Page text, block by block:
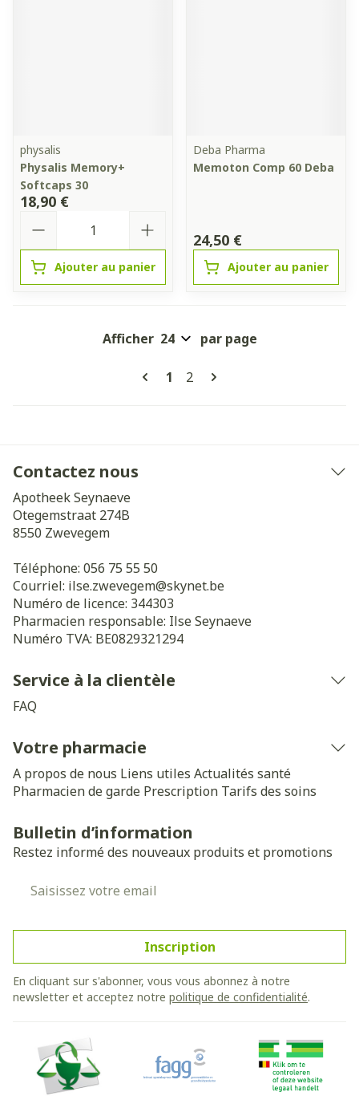
physalis
Physalis Memory+
Softcaps 30
18,90 €
Ajouter au panier
Deba Pharma
Memoton Comp 60 Deba
24,50 €
Ajouter au panier
Pages
Vous lisez actuellement la
1 Page
2
Afficher par page
Contactez nous
Apotheek Seynaeve
Otegemstraat 274B
8550 Zwevegem
Téléphone: 056 75 55 50
Courriel: ilse.zwevegem@skynet.be
Numéro de licence: 344303
Pharmacien responsable: Ilse Seynaeve
Numéro TVA: BE0829321294
Service à la clientèle
FAQ
Votre pharmacie
A propos de nous Liens utiles Actualités santé
Pharmacien de garde Prescription Tarifs des soins
Bulletin d’information
Restez informé des nouveaux produits et promotions
Inscription
En cliquant sur s'abonner, vous vous abonnez à notre
newsletter et acceptez notre politique de confidentialité.